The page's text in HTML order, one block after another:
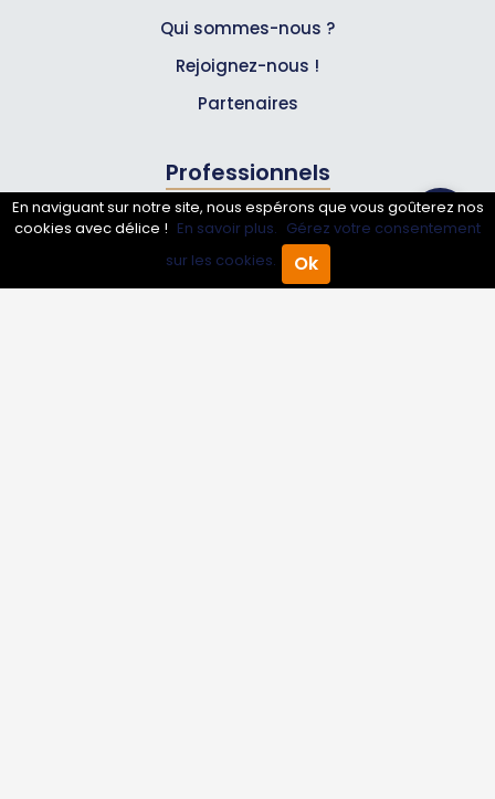
Annuaire Pro Agenda
Qui sommes-nous ?
Rejoignez-nous !
Partenaires
Professionnels
Annuaire pro
Inscrire mon entreprise
En naviguant sur notre site, nous espérons que vous goûterez nos
cookies avec délice ! En savoir plus. Gérez votre consentement
sur les cookies.
Ok